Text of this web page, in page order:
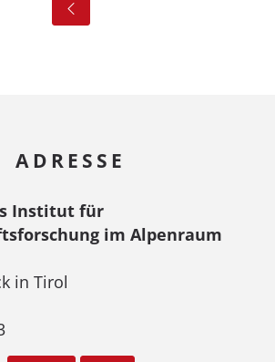
ADRESSE
Institut für
im Alpenraum
in Tirol